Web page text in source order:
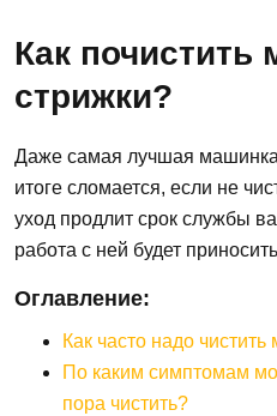
Как почистить
стрижки?
Даже самая лучшая машинка
итоге сломается, если не
уход продлит срок службы
работа с ней будет
Оглавление:
Как часто надо
По каким симптомам
пора чистить?